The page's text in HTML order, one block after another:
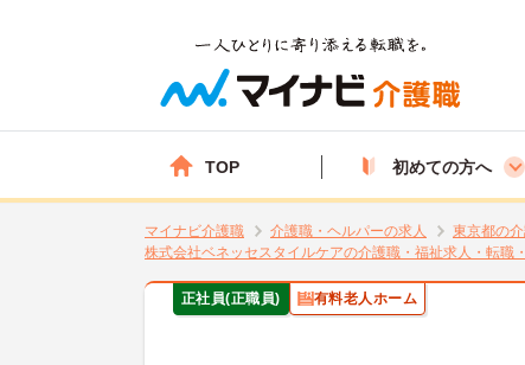
TOP 初めての方へ
マイナビ介護職 介護職・ヘルパーの求人 東京都の
株式会社ベネッセスタイルケアの介護職・福祉求人・転職
正社員(正職員) 有料老人ホーム